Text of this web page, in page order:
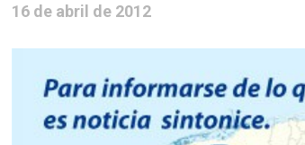
16 de abril de 2012